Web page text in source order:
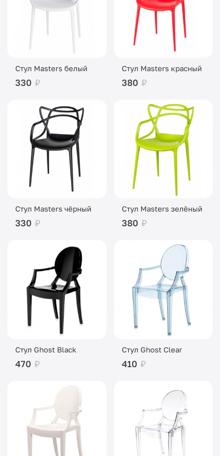
Стул Masters белый
330 ₽
Стул Masters красный
380 ₽
Стул Masters чёрный
330 ₽
Стул Masters зелёный
380 ₽
Стул Ghost Black
470 ₽
Стул Ghost Clear
410 ₽